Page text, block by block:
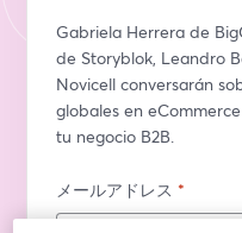
Gabriela Herrera de
de Storyblok, Leandro
Novicell conversarán
globales en
tu negocio B2B.
メールアドレス *